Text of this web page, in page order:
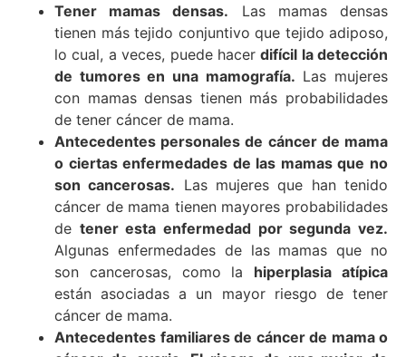
Tener mamas densas. Las mamas densas
tienen más tejido conjuntivo que tejido adiposo,
lo cual, a veces, puede hacerdifícil la detección
de tumores en una mamografía. Las mujeres
con mamas densas tienen más probabilidades
de tener cáncer de mama.
Antecedentes personales de cáncer de mama
o ciertas enfermedades de las mamas que no
son cancerosas. Las mujeres que han tenido
cáncer de mama tienen mayores probabilidades
de tener esta enfermedad por segunda vez.
Algunas enfermedades de las mamas que no
son cancerosas, como la hiperplasia atípica
están asociadas a un mayor riesgo de tener
cáncer de mama.
Antecedentes familiares de cáncer de mama o